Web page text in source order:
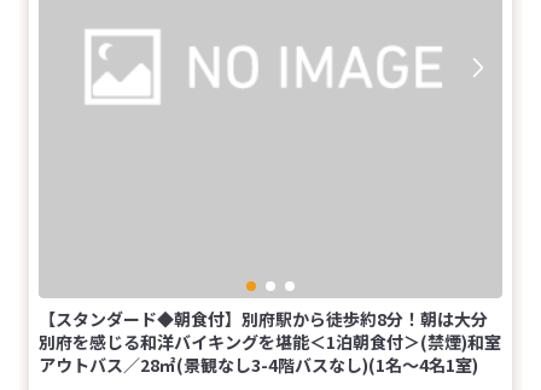
【スタンダード◆朝食付】別府駅から徒歩約8分！朝は大分
別府を感じる和洋バイキングを堪能＜1泊朝食付＞(禁煙)和室
アウトバス／28㎡(景観なし3-4階バスなし)(1名～4名1室)